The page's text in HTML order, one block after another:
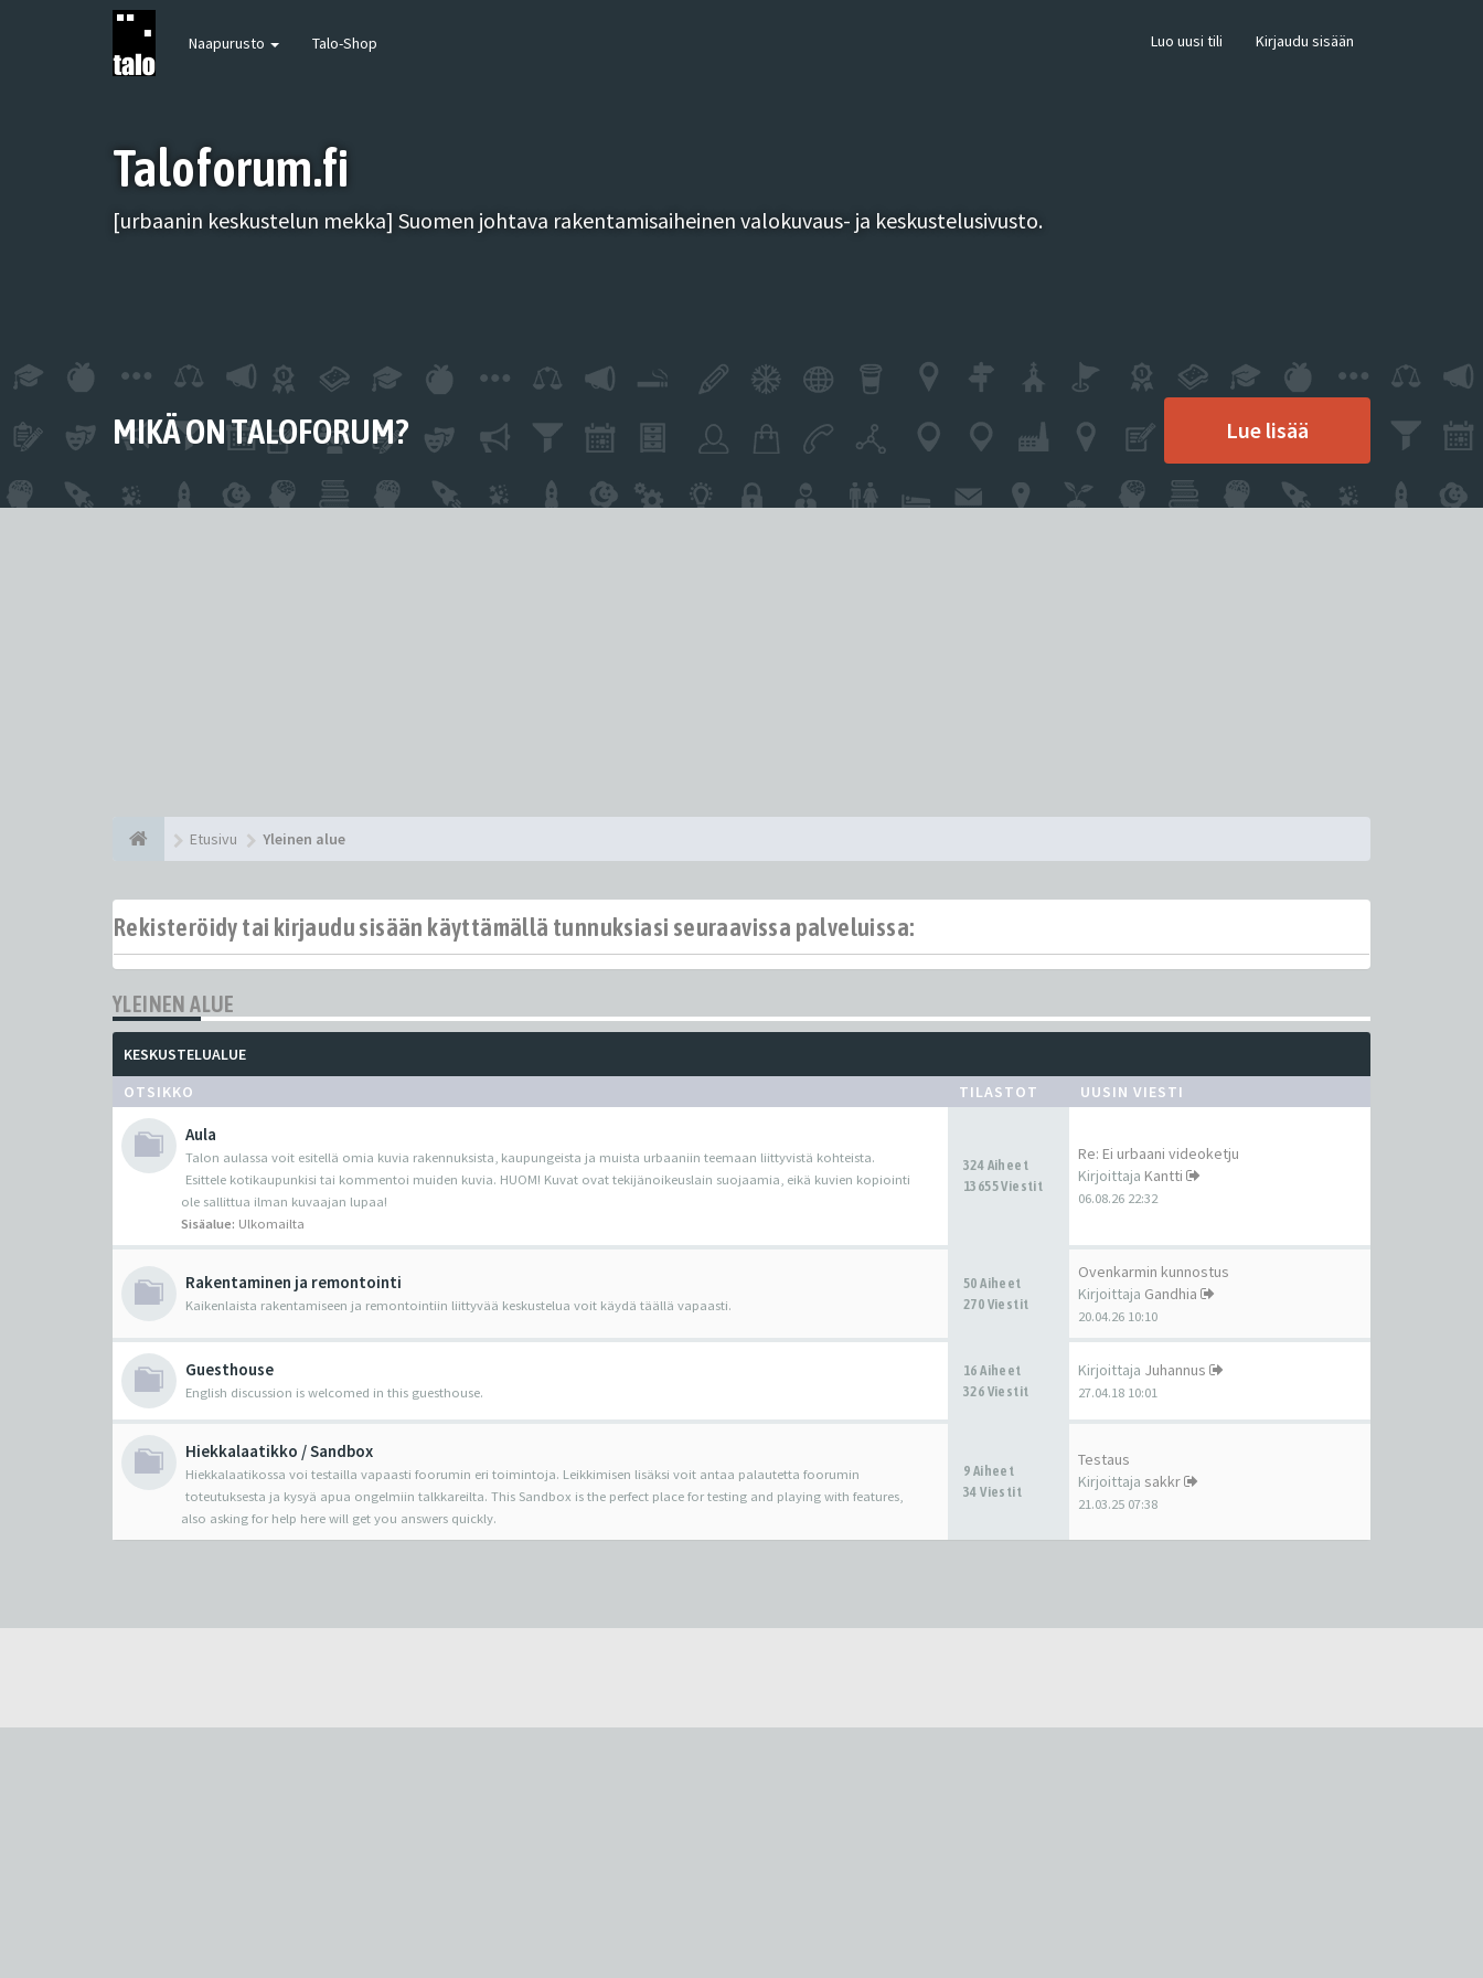
Naapurusto Talo-Shop Luo uusi tili Kirjaudu sisään
Taloforum.fi
[urbaanin keskustelun mekka] Suomen johtava rakentamisaiheinen valokuvaus- ja keskustelusivusto.
MIKÄ ON TALOFORUM? Lue lisää
Etusivu Yleinen alue
Rekisteröidy tai kirjaudu sisään käyttämällä tunnuksiasi seuraavissa palveluissa:
YLEINEN ALUE
KESKUSTELUALUE
OTSIKKO
TILASTOT UUSIN VIESTI
Aula
Talon aulassa voit esitellä omia kuvia rakennuksista, kaupungeista ja muista urbaaniin teemaan liittyvistä kohteista.
Esittele kotikaupunkisi tai kommentoi muiden kuvia. HUOM! Kuvat ovat tekijänoikeuslain suojaamia, eikä kuvien kopiointi
ole sallittua ilman kuvaajan lupaa!
Sisäalue: Ulkomailta
324 Aiheet
13655 Viestit
Re: Ei urbaani videoketju
Kirjoittaja Kantti
06.08.26 22:32
Rakentaminen ja remontointi
Kaikenlaista rakentamiseen ja remontointiin liittyvää keskustelua voit käydä täällä vapaasti.
50 Aiheet
270 Viestit
Ovenkarmin kunnostus
Kirjoittaja Gandhia
20.04.26 10:10
Guesthouse
English discussion is welcomed in this guesthouse.
16 Aiheet
326 Viestit
Kirjoittaja Juhannus
27.04.18 10:01
Hiekkalaatikko / Sandbox
Hiekkalaatikossa voi testailla vapaasti foorumin eri toimintoja. Leikkimisen lisäksi voit antaa palautetta foorumin
toteutuksesta ja kysyä apua ongelmiin talkkareilta. This Sandbox is the perfect place for testing and playing with features,
also asking for help here will get you answers quickly.
9 Aiheet
34 Viestit
Testaus
Kirjoittaja sakkr
21.03.25 07:38